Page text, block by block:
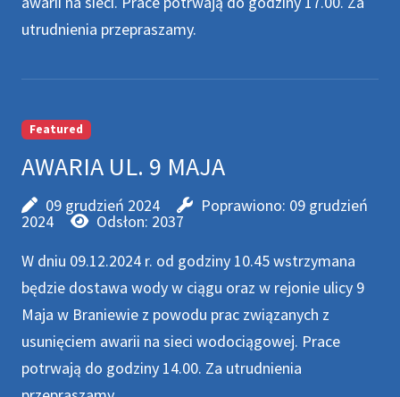
utrudnienia przepraszamy.
Featured
AWARIA UL. 9 MAJA
09 grudzień 2024 Poprawiono: 09 grudzień
2024
Odsłon: 2037
W dniu 09.12.2024 r. od godziny 10.45 wstrzymana
będzie dostawa wody w ciągu oraz w rejonie ulicy 9
Maja w Braniewie z powodu prac związanych z
usunięciem awarii na sieci wodociągowej. Prace
potrwają do godziny 14.00. Za utrudnienia